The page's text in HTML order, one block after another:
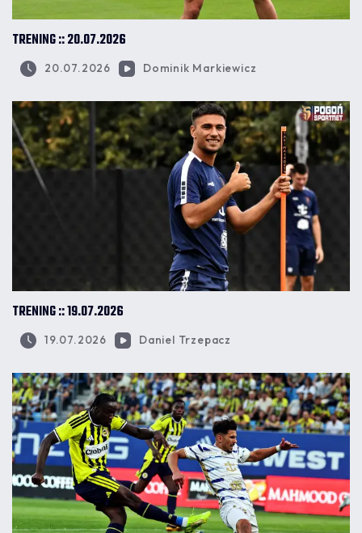
TRENING :: 20.07.2026
20.07.2026 Dominik Markiewicz
TRENING :: 19.07.2026
19.07.2026 Daniel Trzepacz